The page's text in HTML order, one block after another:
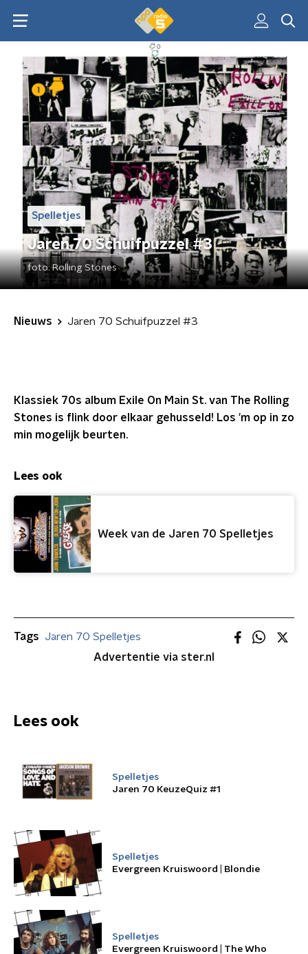
Spelletjes
Jaren 70 Schuifpuzzel #3
foto:Rolling Stones
Nieuws Jaren 70 Schuifpuzzel #3
Klassiek 70s album Exile On Main St. van The Rolling
Stones is flink door elkaar gehusseld! Los 'm op in zo
min mogelijk beurten.
Lees ook
Week van de Jaren 70 Spelletjes
Tags
Jaren 70 Spelletjes
Advertentie via ster.nl
Lees ook
Spelletjes
Jaren 70 KeuzeQuiz #1
Spelletjes
Evergreen Kruiswoord | Blondie
Spelletjes
Evergreen Kruiswoord | The Who